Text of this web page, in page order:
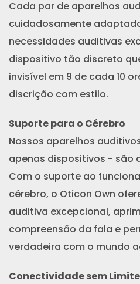
Cada par de aparelhos
cuidadosamente
necessidades auditivas
dispositivo tão discreto
invisível em 9 de cada 10
discrição com estilo.
Suporte para o Cérebro
Nossos aparelhos
apenas dispositivos - são
Com o suporte ao
cérebro, o Oticon Own
auditiva excepcional,
compreensão da fala e
verdadeira com o mundo
Conectividade sem